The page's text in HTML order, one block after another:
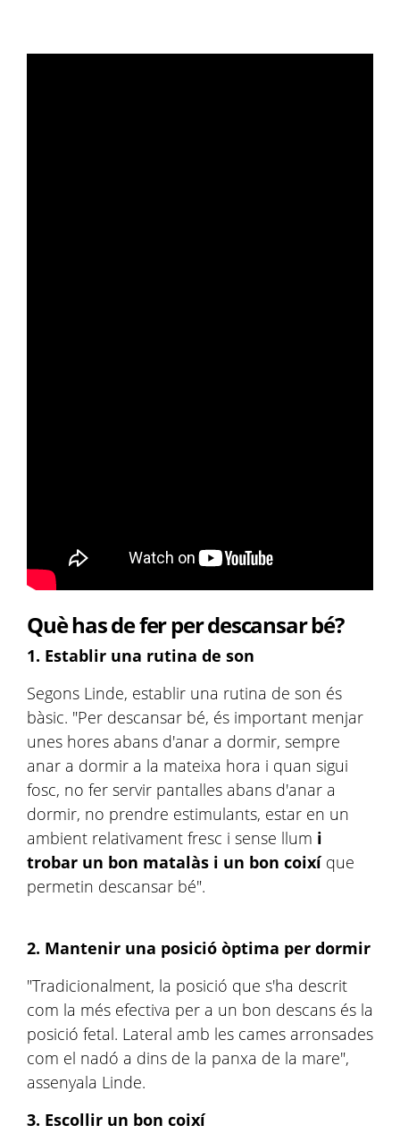
Què has de fer per descansar bé?
1. Establir una rutina de son
Segons Linde, establir una rutina de son és
bàsic. "Per descansar bé, és important menjar
unes hores abans d'anar a dormir, sempre
anar a dormir a la mateixa hora i quan sigui
fosc, no fer servir pantalles abans d'anar a
dormir, no prendre estimulants, estar en un
ambient relativament fresc i sense llum i
trobar un bon matalàs i un bon coixí que
permetin descansar bé".
2. Mantenir una posició òptima per dormir
"Tradicionalment, la posició que s'ha descrit
com la més efectiva per a un bon descans és la
posició fetal. Lateral amb les cames arronsades
com el nadó a dins de la panxa de la mare",
assenyala Linde.
3. Escollir un bon coixí